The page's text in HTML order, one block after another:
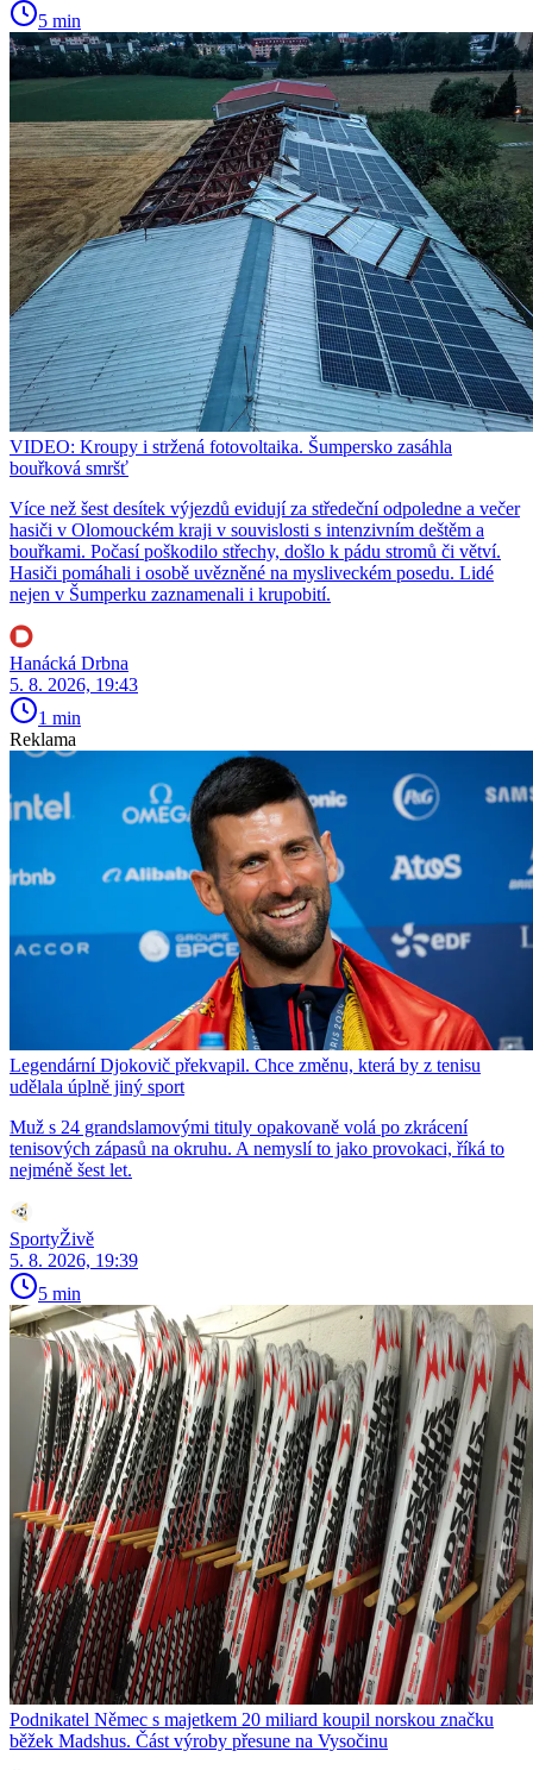
5 min
VIDEO: Kroupy i stržená fotovoltaika. Šumpersko zasáhla
bouřková smršť
Více než šest desítek výjezdů evidují za středeční odpoledne a večer
hasiči v Olomouckém kraji v souvislosti s intenzivním deštěm a
bouřkami. Počasí poškodilo střechy, došlo k pádu stromů či větví.
Hasiči pomáhali i osobě uvězněné na mysliveckém posedu. Lidé
nejen v Šumperku zaznamenali i krupobití.
Hanácká Drbna
5. 8. 2026, 19:43
1 min
Reklama
Legendární Djokovič překvapil. Chce změnu, která by z tenisu
udělala úplně jiný sport
Muž s 24 grandslamovými tituly opakovaně volá po zkrácení
tenisových zápasů na okruhu. A nemyslí to jako provokaci, říká to
nejméně šest let.
SportyŽivě
5. 8. 2026, 19:39
5 min
Podnikatel Němec s majetkem 20 miliard koupil norskou značku
běžek Madshus. Část výroby přesune na Vysočinu